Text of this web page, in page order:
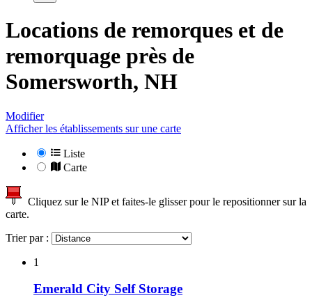
Locations de remorques et de
remorquage près de
Somersworth, NH
Modifier
Afficher les établissements sur une carte
Liste
Carte
Cliquez sur le NIP et faites-le glisser pour le repositionner sur la
carte.
Trier par :
1
Emerald City Self Storage